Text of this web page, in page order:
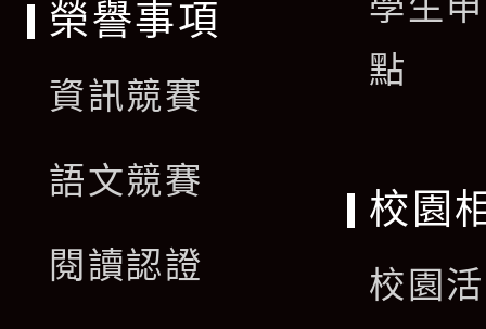
點
榮譽事項
資訊競賽
語文競賽
閱讀認證
校園
校園